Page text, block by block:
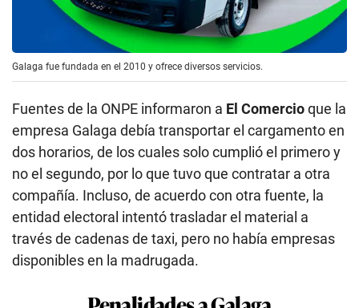
Galaga fue fundada en el 2010 y ofrece diversos servicios.
Fuentes de la ONPE informaron a El Comercioque la
empresa Galaga debía transportar el cargamento en
dos horarios, de los cuales solo cumplió el primero y
no el segundo, por lo que tuvo que contratar a otra
compañía. Incluso, de acuerdo con otra fuente, la
entidad electoral intentó trasladar el material a
través de cadenas de taxi, pero no había empresas
disponibles en la madrugada.